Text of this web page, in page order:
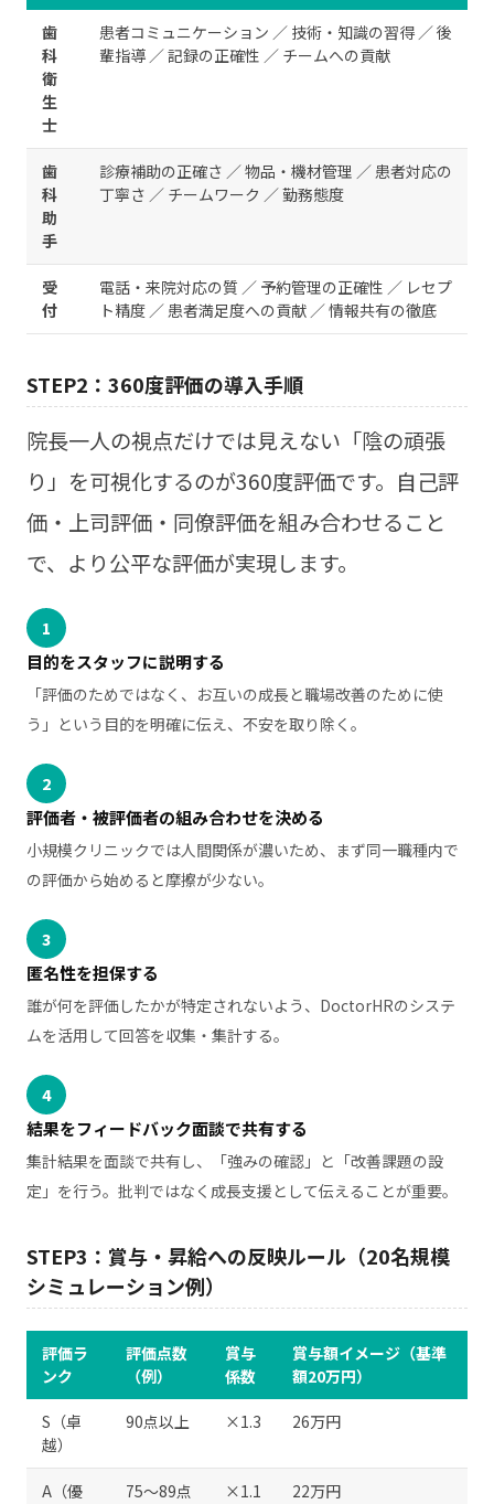
歯
科
衛
生
士
患者コミュニケーション ／ 技術・知識の習得 ／ 後
輩指導 ／ 記録の正確性 ／ チームへの貢献
歯
科
助
手
診療補助の正確さ ／ 物品・機材管理 ／ 患者対応の
丁寧さ ／ チームワーク ／ 勤務態度
受
付
電話・来院対応の質 ／ 予約管理の正確性 ／ レセプ
ト精度 ／ 患者満足度への貢献 ／ 情報共有の徹底
STEP2：360度評価の導入手順
院長一人の視点だけでは見えない「陰の頑張
り」を可視化するのが360度評価です。自己評
価・上司評価・同僚評価を組み合わせること
で、より公平な評価が実現します。
1
目的をスタッフに説明する
「評価のためではなく、お互いの成長と職場改善のために使
う」という目的を明確に伝え、不安を取り除く。
2
評価者・被評価者の組み合わせを決める
小規模クリニックでは人間関係が濃いため、まず同一職種内で
の評価から始めると摩擦が少ない。
3
匿名性を担保する
誰が何を評価したかが特定されないよう、DoctorHRのシステ
ムを活用して回答を収集・集計する。
4
結果をフィードバック面談で共有する
集計結果を面談で共有し、「強みの確認」と「改善課題の設
定」を行う。批判ではなく成長支援として伝えることが重要。
STEP3：賞与・昇給への反映ルール（20名規模
シミュレーション例）
評価ラ
ンク
評価点数
（例）
賞与
係数
賞与額イメージ（基準
額20万円）
S（卓
越）
90点以上 ×1.3 26万円
A（優
75〜89点 ×1.1 22万円